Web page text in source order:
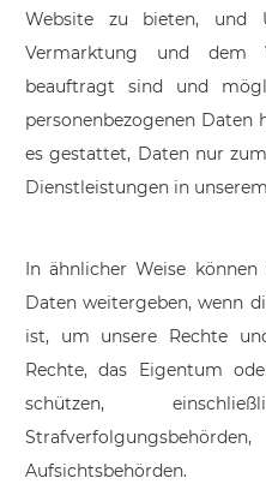
Website zu bieten, und
Vermarktung und dem
beauftragt sind und
personenbezogenen Daten
es gestattet, Daten nur
Dienstleistungen in
In ähnlicher Weise
Daten weitergeben, wenn
ist, um unsere Rechte
Rechte, das Eigentum
schützen,
Aufsichtsbehörden.